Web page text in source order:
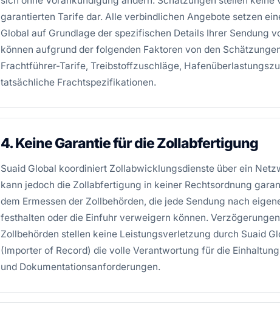
garantierten Tarife dar. Alle verbindlichen Angebote setzen
Global auf Grundlage der spezifischen Details Ihrer Sendung
können aufgrund der folgenden Faktoren von den
Frachtführer-Tarife, Treibstoffzuschläge,
tatsächliche Frachtspezifikationen.
4. Keine Garantie für die Zollabfertigung
Suaid Global koordiniert Zollabwicklungsdienste über ein
kann jedoch die Zollabfertigung in keiner Rechtsordnung
dem Ermessen der Zollbehörden, die jede Sendung nach
festhalten oder die Einfuhr verweigern können.
Zollbehörden stellen keine Leistungsverletzung durch Suaid
(Importer of Record) die volle Verantwortung für die
und Dokumentationsanforderungen.